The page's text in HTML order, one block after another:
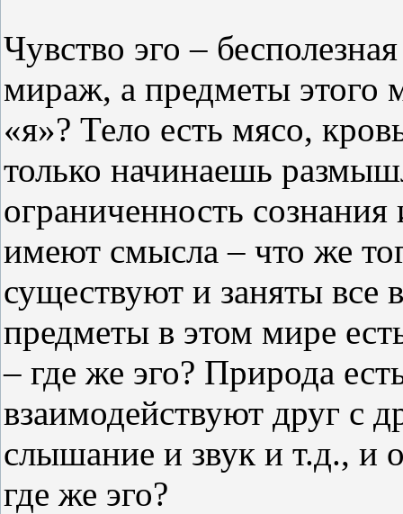
Чувство эго –
мираж, а предметы этого
«я»? Тело есть мясо,
только начинаешь
ограниченность
имеют смысла – что же
существуют и заняты все
предметы в этом мире
– где же эго? Природа
взаимодействуют друг с
слышание и звук и т.д., и
где же эго?